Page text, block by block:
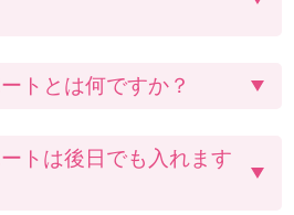
トとは何ですか？
トは後日でも入れます